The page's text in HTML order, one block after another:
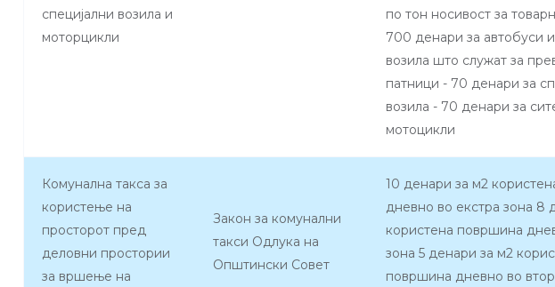
специјални возила и
моторцикли
по тон носивост за
700 денари за автобуси
возила што служат за
патници - 70 денари за
возила - 70 денари за
мотоцикли
Комунална такса за
користење на
просторот пред
деловни простории
за вршење на
Закон за комунални
такси Одлука на
Општински Совет
10 денари за м2
дневно во екстра зона 8
користена површина
зона 5 денари за м2
површина дневно во